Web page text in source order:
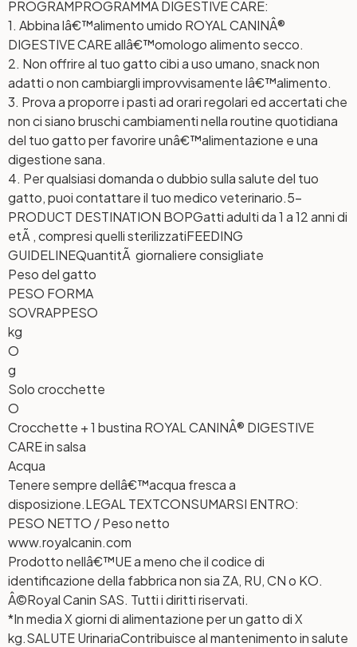
PROGRAMPROGRAMMA DIGESTIVE CARE:
1. Abbina lâ€™alimento umido ROYAL CANINÂ®
DIGESTIVE CARE allâ€™omologo alimento secco.
2. Non offrire al tuo gatto cibi a uso umano, snack non
adatti o non cambiargli improvvisamente lâ€™alimento.
3. Prova a proporre i pasti ad orari regolari ed accertati che
non ci siano bruschi cambiamenti nella routine quotidiana
del tuo gatto per favorire unâ€™alimentazione e una
digestione sana.
4. Per qualsiasi domanda o dubbio sulla salute del tuo
gatto, puoi contattare il tuo medico veterinario.5-
PRODUCT DESTINATION BOPGatti adulti da 1 a 12 anni di
etÃ , compresi quelli sterilizzatiFEEDING
GUIDELINEQuantitÃ giornaliere consigliate
Peso del gatto
PESO FORMA
SOVRAPPESO
kg
O
g
Solo crocchette
O
Crocchette + 1 bustina ROYAL CANINÂ® DIGESTIVE
CARE in salsa
Acqua
Tenere sempre dellâ€™acqua fresca a
disposizione.LEGAL TEXTCONSUMARSI ENTRO:
PESO NETTO / Peso netto
www.royalcanin.com
Prodotto nellâ€™UE a meno che il codice di
identificazione della fabbrica non sia ZA, RU, CN o KO.
Â©Royal Canin SAS. Tutti i diritti riservati.
*In media X giorni di alimentazione per un gatto di X
kg.SALUTE UrinariaContribuisce al mantenimento in salute